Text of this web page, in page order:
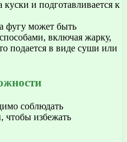
и подготавливается к
фугу может быть
включая жарку,
подается в виде суши или
соблюдать
чтобы избежать